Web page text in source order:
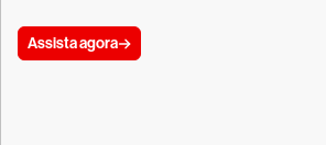
Assista agora